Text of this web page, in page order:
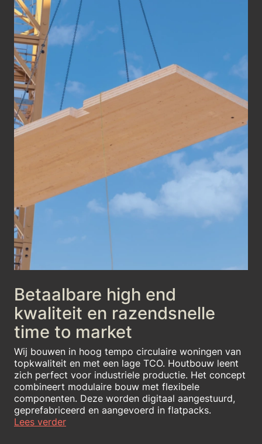
Betaalbare high end
kwaliteit en razendsnelle
time to market
Wij bouwen in hoog tempo circulaire woningen van
topkwaliteit en met een lage TCO. Houtbouw leent
zich perfect voor industriele productie. Het concept
combineert modulaire bouw met flexibele
componenten. Deze worden digitaal aangestuurd,
geprefabriceerd en aangevoerd in flatpacks.
Lees verder